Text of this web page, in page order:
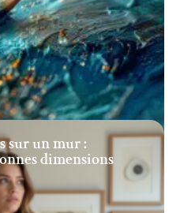
sur un mur :
dimensions